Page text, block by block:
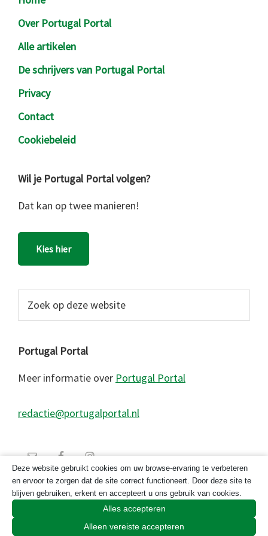
Over Portugal Portal
Alle artikelen
De schrijvers van Portugal Portal
Privacy
Contact
Cookiebeleid
Wil je Portugal Portal volgen?
Dat kan op twee manieren!
Kies hier
website
Portugal Portal
Meer informatie over Portugal Portal
redactie@portugalportal.nl
Deze website gebruikt cookies om uw browse-ervaring te verbeteren
en ervoor te zorgen dat de site correct functioneert. Door deze site te
blijven gebruiken, erkent en accepteert u ons gebruik van cookies.
Alles accepteren
Alleen vereiste accepteren